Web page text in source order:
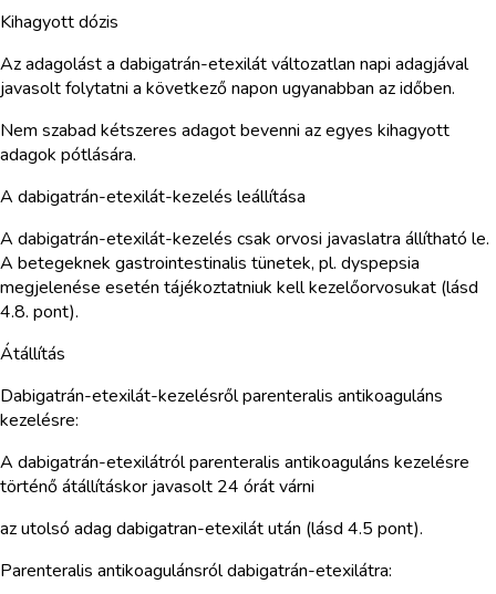
Kihagyott dózis
Az adagolást a dabigatrán-etexilát változatlan napi adagjával
javasolt folytatni a következő napon ugyanabban az időben.
Nem szabad kétszeres adagot bevenni az egyes kihagyott
adagok pótlására.
A dabigatrán-etexilát-kezelés leállítása
A dabigatrán-etexilát-kezelés csak orvosi javaslatra állítható le.
A betegeknek gastrointestinalis tünetek, pl. dyspepsia
megjelenése esetén tájékoztatniuk kell kezelőorvosukat (lásd
4.8. pont).
Átállítás
Dabigatrán-etexilát-kezelésről parenteralis antikoaguláns
kezelésre:
A dabigatrán-etexilátról parenteralis antikoaguláns kezelésre
történő átállításkor javasolt 24 órát várni
az utolsó adag dabigatran-etexilát után (lásd 4.5 pont).
Parenteralis antikoagulánsról dabigatrán-etexilátra: